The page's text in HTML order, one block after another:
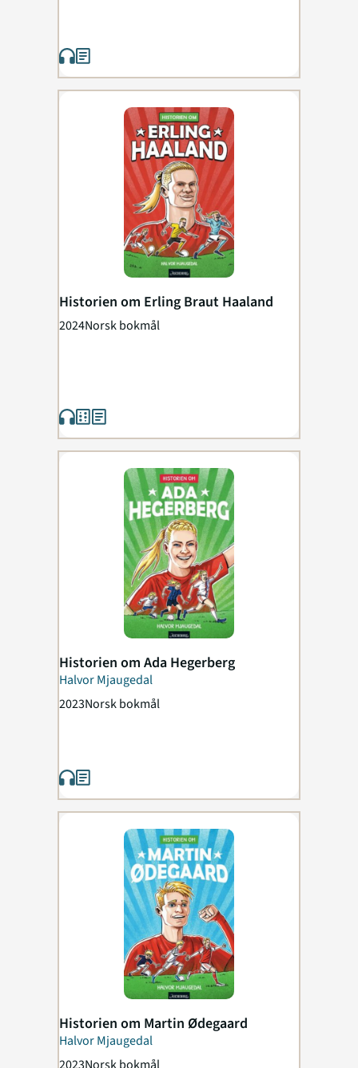
Historien om Erling Braut Haaland
2024Norsk bokmål
Historien om Ada Hegerberg
Halvor Mjaugedal
2023Norsk bokmål
Historien om Martin Ødegaard
Halvor Mjaugedal